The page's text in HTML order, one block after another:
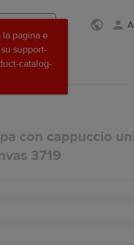
con cappuccio
3719
la pagina e
support-
catalog-